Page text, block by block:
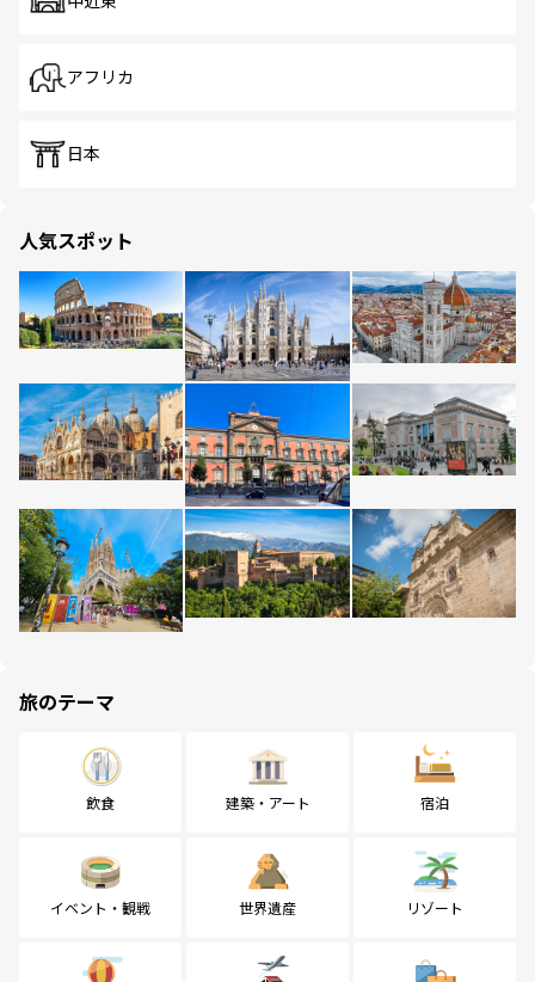
アフリカ
日本
人気スポット
旅のテーマ
飲食 建築・アート 宿泊
イベント・観戦 世界遺産 リゾート